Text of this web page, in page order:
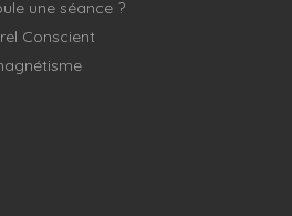
une séance ?
Conscient